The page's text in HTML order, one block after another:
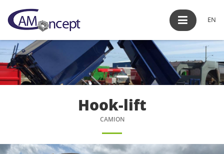
EN
Hook-lift
CAMION